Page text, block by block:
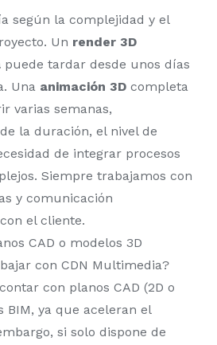
según la complejidad y el
Un render 3D
puede tardar desde unos días
Una animación 3D completa
varias semanas,
la duración, el nivel de
de integrar procesos
Siempre trabajamos con
y comunicación
el cliente.
CAD o modelos 3D
con CDN Multimedia?
con planos CAD (2D o
BIM, ya que aceleran el
si solo dispone de